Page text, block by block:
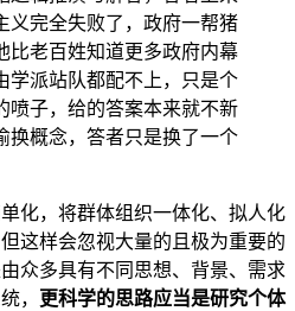
义完全失败了，政府一帮猪
比老百姓知道更多政府内幕
学派站队都配不上，只是个
喷子，给的答案本来就不新
换概念，答者只是换了一个
化，将群体组织一体化、拟人化
这样会忽视大量的且极为重要的
众多具有不同思想、背景、需求
，
更科学的思路应当是研究个体